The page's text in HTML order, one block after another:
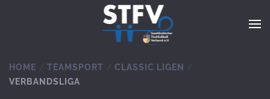
Zum Hauptinhalt springen
HOME TEAMSPORT
CLASSIC LIGEN
VERBANDSLIGA